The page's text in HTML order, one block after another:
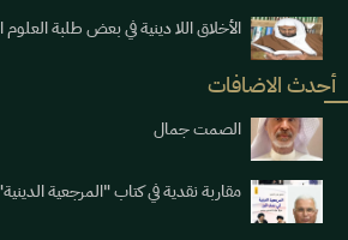
الأخلاق اللا دينية في بعض طلبة العلوم
أحدث الاضافات
الصمت جمال
مقاربة نقدية في كتاب "المرجعية